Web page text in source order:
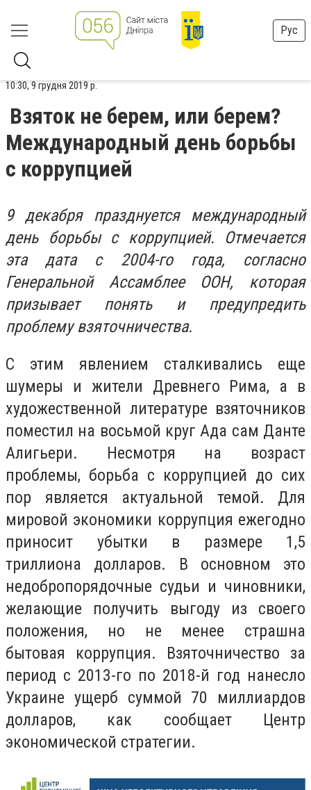
Рус
10:30, 9 грудня 2019 р.
Взяток не берем, или берем?
Международный день борьбы
с коррупцией
9 декабря празднуется международный
день борьбы с коррупцией. Отмечается
эта дата с 2004-го года, согласно
Генеральной Ассамблее ООН, которая
призывает понять и предупредить
проблему взяточничества.
С этим явлением сталкивались еще
шумеры и жители Древнего Рима, а в
художественной литературе взяточников
поместил на восьмой круг Ада сам Данте
Алигьери. Несмотря на возраст
проблемы, борьба с коррупцией до сих
пор является актуальной темой. Для
мировой экономики коррупция ежегодно
приносит убытки в размере 1,5
триллиона долларов. В основном это
недобропорядочные судьи и чиновники,
желающие получить выгоду из своего
положения, но не менее страшна
бытовая коррупция. Взяточничество за
период с 2013-го по 2018-й год нанесло
Украине ущерб суммой 70 миллиардов
долларов, как сообщает Центр
экономической стратегии.